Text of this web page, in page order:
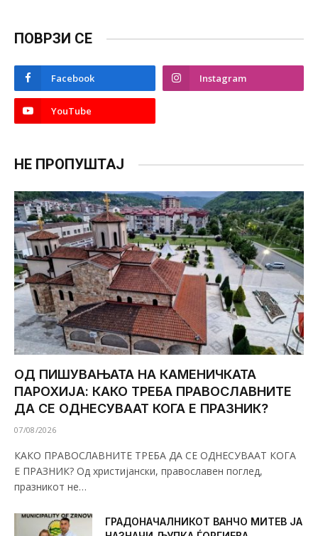
ПОВРЗИ СЕ
Facebook Instagram
YouTube
НЕ ПРОПУШТАЈ
ОД ПИШУВАЊАТА НА КАМЕНИЧКАТА
ПАРОХИЈА: КАКО ТРЕБА ПРАВОСЛАВНИТЕ
ДА СЕ ОДНЕСУВААТ КОГА Е ПРАЗНИК?
07/08/2026
КАКО ПРАВОСЛАВНИТЕ ТРЕБА ДА СЕ ОДНЕСУВААТ КОГА
Е ПРАЗНИК? Од христијански, православен поглед,
празникот не…
ГРАДОНАЧАЛНИКОТ ВАНЧО МИТЕВ ЈА